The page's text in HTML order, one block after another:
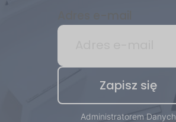
Administratorem Danych